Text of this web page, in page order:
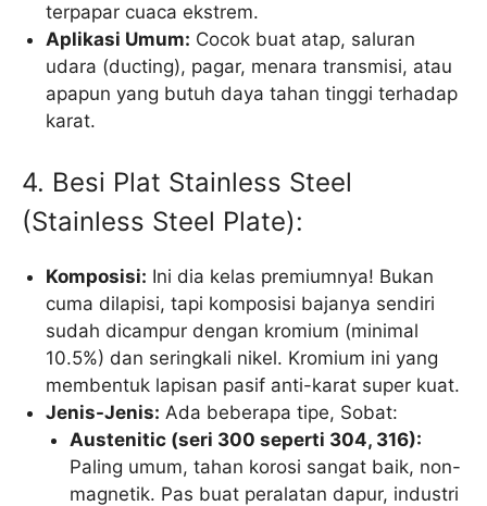
terpapar cuaca ekstrem.
Aplikasi Umum: Cocok buat atap, saluran
udara (ducting), pagar, menara transmisi, atau
apapun yang butuh daya tahan tinggi terhadap
karat.
4. Besi Plat Stainless Steel
(Stainless Steel Plate):
Komposisi: Ini dia kelas premiumnya! Bukan
cuma dilapisi, tapi komposisi bajanya sendiri
sudah dicampur dengan kromium (minimal
10.5%) dan seringkali nikel. Kromium ini yang
membentuk lapisan pasif anti-karat super kuat.
Jenis-Jenis: Ada beberapa tipe, Sobat:
Austenitic (seri 300 seperti 304, 316):
Paling umum, tahan korosi sangat baik, non-
magnetik. Pas buat peralatan dapur, industri